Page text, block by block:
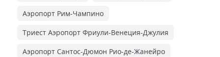
Аэропорт Рим-Чампино
Триест Аэропорт Фриули-Венеция-Джулия
Аэропорт Сантос-Дюмон Рио-де-Жанейро